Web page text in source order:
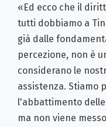
«Ed ecco che il
tutti dobbiamo a
già dalle
percezione, non è
considerano le
assistenza. Stiamo
l'abbattimento
ma non viene